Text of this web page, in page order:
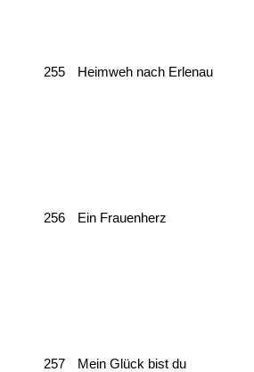
255 Heimweh nach Erlenau
256 Ein Frauenherz
257 Mein Glück bist du